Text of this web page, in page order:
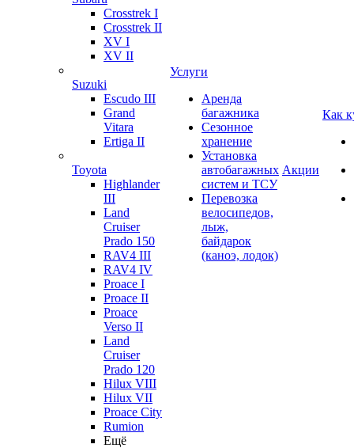
Crosstrek I
Crosstrek II
XV I
XV II
Suzuki
Escudo III
Grand
Vitara
Ertiga II
Toyota
Highlander
III
Land
Cruiser
Prado 150
RAV4 III
RAV4 IV
Proace I
Proace II
Proace
Verso II
Land
Cruiser
Prado 120
Hilux VIII
Hilux VII
Proace City
Rumion
Ещё
Услуги
Аренда
багажника
Сезонное
хранение
Установка
автобагажных
систем и ТСУ
Перевозка
велосипедов,
лыж,
байдарок
(каноэ, лодок)
Акции
Как